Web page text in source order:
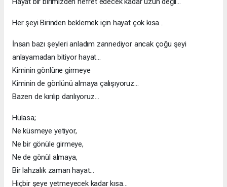
Her şeyi Birinden beklemek için hayat çok kısa…
İnsan bazı şeyleri anladım zannediyor ancak çoğu şeyi
anlayamadan bitiyor hayat…
Kiminin gönlüne girmeye
Kiminin de gönlünü almaya çalışıyoruz…
Bazen de kırılıp darılıyoruz…
Hülasa;
Ne küsmeye yetiyor,
Ne bir gönüle girmeye,
Ne de gönül almaya,
Bir lahzalık zaman hayat…
Hiçbir şeye yetmeyecek kadar kısa…